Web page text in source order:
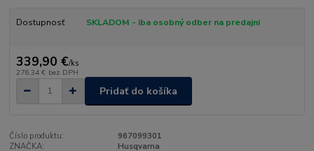
Dostupnosť SKLADOM - iba osobný odber na predajni
339,90 €/ks
276,34 € bez DPH
Pridať do košíka
Číslo produktu:
967099301
ZNAČKA:
Husqvarna